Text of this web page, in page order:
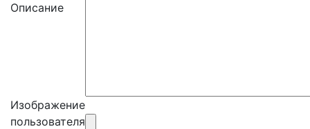
Описание
Изображение
пользователя